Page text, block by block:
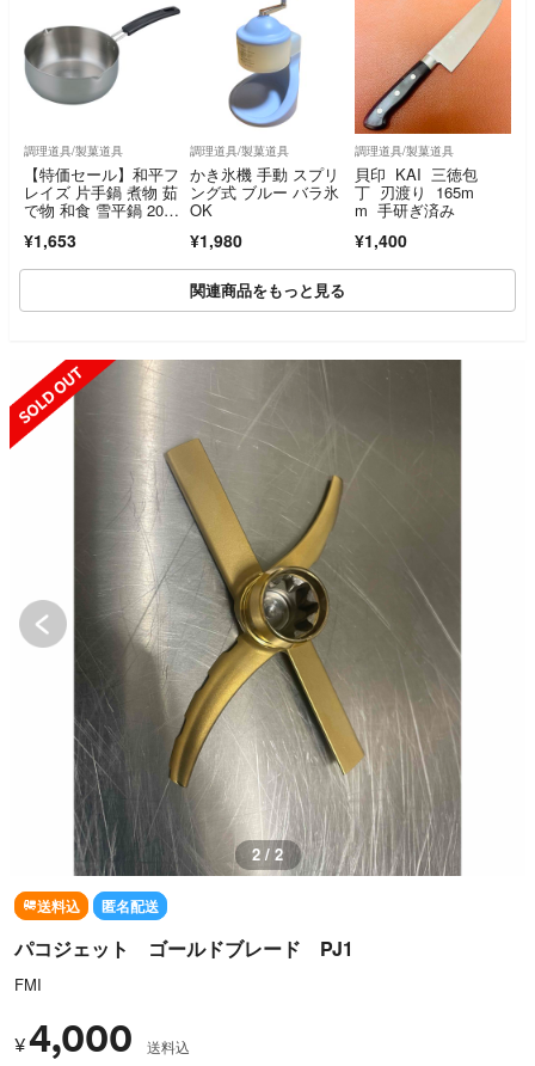
調理道具/製菓道具
【特価セール】和平フ
レイズ 片手鍋 煮物 茹
で物 和食 雪平鍋 20c
¥1,653
調理道具/製菓道具
かき氷機 手動 スプリ
ング式 ブルー バラ氷
OK
¥1,980
調理道具/製菓道具
貝印 KAI 三徳包
丁 刃渡り 165m
m 手研ぎ済み
¥1,400
関連商品をもっと見る
SOLD OUT
2 / 2
送料込 匿名配送
パコジェット ゴールドブレード PJ1
FMI
¥4,000 送料込